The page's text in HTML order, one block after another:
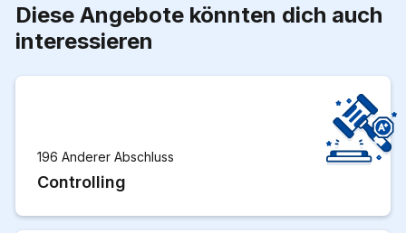
Diese Angebote könnten dich auch
interessieren
196 Anderer Abschluss
Controlling